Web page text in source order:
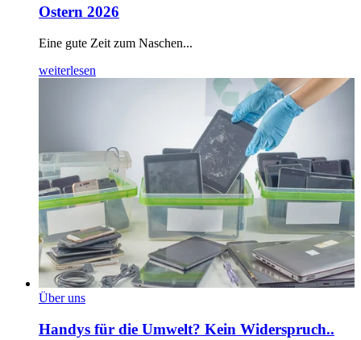
Ostern 2026
Eine gute Zeit zum Naschen...
weiterlesen
Über uns
Handys für die Umwelt? Kein Widerspruch..